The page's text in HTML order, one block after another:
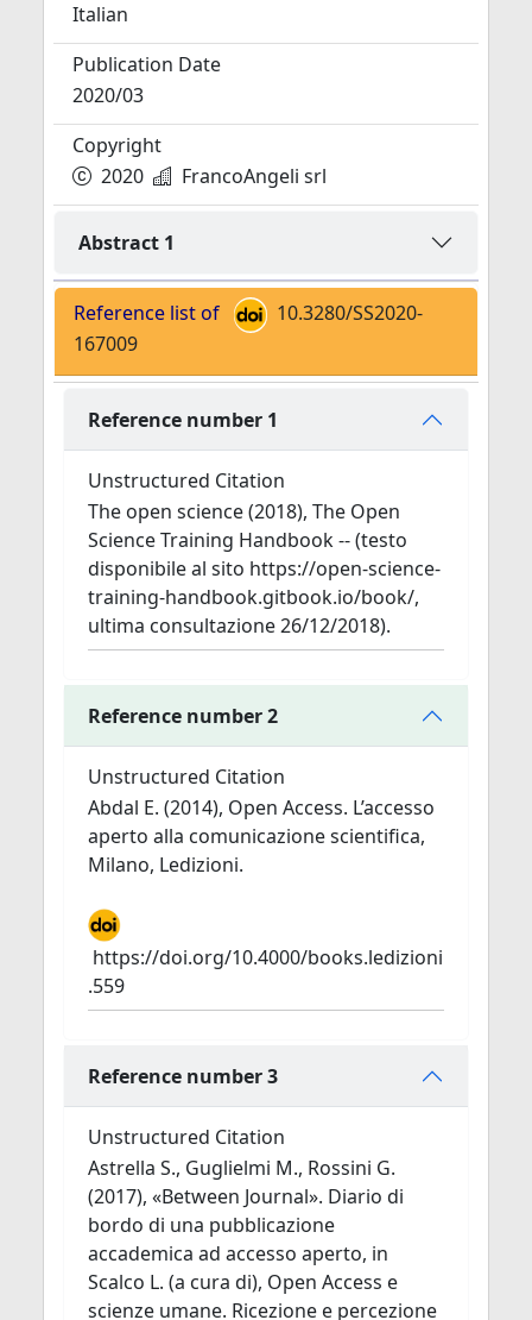
Italian
Publication Date
2020/03
Copyright
2020
FrancoAngeli srl
Abstract 1
Reference list of
10.3280/SS2020-
167009
Reference number 1
Unstructured Citation
The open science (2018), The Open
Science Training Handbook -- (testo
disponibile al sito https://open-science-
training-handbook.gitbook.io/book/,
ultima consultazione 26/12/2018).
Reference number 2
Unstructured Citation
Abdal E. (2014), Open Access. L’accesso
aperto alla comunicazione scientifica,
Milano, Ledizioni.
https://doi.org/10.4000/books.ledizioni
.559
Reference number 3
Unstructured Citation
Astrella S., Guglielmi M., Rossini G.
(2017), «Between Journal». Diario di
bordo di una pubblicazione
accademica ad accesso aperto, in
Scalco L. (a cura di), Open Access e
scienze umane. Ricezione e percezione